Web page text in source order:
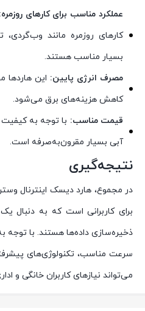
عملکرد مناسب برای کارهای روزمره:
کارهای روزمره مانند
بسیار مناسب هستند.
مصرف انرژی پایین: این هاردها
کاهش هزینه‌های برق می‌شود.
قیمت مناسب: با توجه به
آبی بسیار مقرون‌به‌صرفه است.
نتیجه‌گیری
در مجموع، هارد دیسک اینترنال
برای کاربرانی است که به دنبال
ذخیره‌سازی داده‌ها هستند. با توجه
سرعت مناسب، تکنولوژی‌های
می‌تواند نیازهای کاربران خانگی و